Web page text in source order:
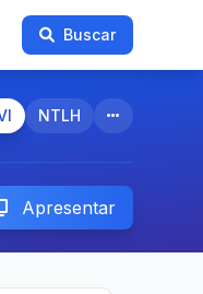
Buscar
NTLH
Apresentar